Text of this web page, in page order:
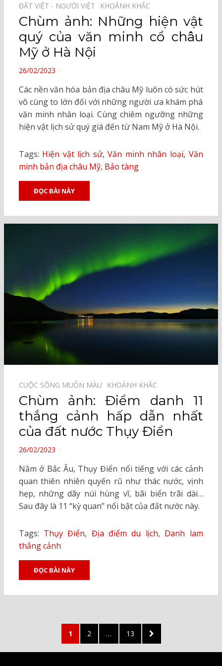
ĐẤT VIỆT - NGƯỜI VIỆT⠀ KHOẢNH KHẮC⠀
Chùm ảnh: Những hiện vật
quý của văn minh cổ châu
Mỹ ở Hà Nội
POSTED
26/02/2023
Các nền văn hóa bản địa châu Mỹ luôn có sức hút
vô cùng to lớn đối với những người ưa khám phá
văn minh nhân loại. Cùng chiêm ngưỡng những
hiện vật lịch sử quý giá đến từ Nam Mỹ ở Hà Nội.
Tags: Hiện vật lịch sử,Văn minh nhân loại, Văn
minh bản địa châu Mỹ, Bảo tàng
ĐỌC BÀI NÀY
CUỘC SỐNG MUÔN MÀU⠀ KHOẢNH KHẮC⠀
Chùm ảnh: Điểm danh 11
thắng cảnh hấp dẫn nhất
của đất nước Thụy Điển
POSTED
26/02/2023
Nằm ở Bắc Âu, Thụy Điển nổi tiếng với các cảnh
quan thiên nhiên quyến rũ như thác nước, vịnh
hẹp, những dãy núi hùng vĩ, bãi biển trãi dài…
Sau đây là 11 “kỳ quan” nổi bật của đất nước này.
Tags: Thụy Điển, Địa điểm du lịch, Danh lam
thắng cảnh
ĐỌC BÀI NÀY
pagination
PAGE
1 PAGE
2 … PAGE
13
NEXT
PAGE